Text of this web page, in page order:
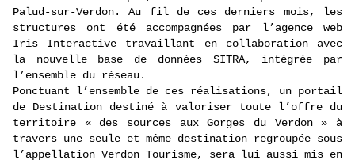
Palud-sur-Verdon. Au fil de ces derniers mois, les
structures ont été accompagnées par l’agence web
Iris Interactive travaillant en collaboration avec
la nouvelle base de données SITRA, intégrée par
l’ensemble du réseau.
Ponctuant l’ensemble de ces réalisations, un portail
de Destination destiné à valoriser toute l’offre du
territoire « des sources aux Gorges du Verdon » à
travers une seule et même destination regroupée sous
l’appellation Verdon Tourisme, sera lui aussi mis en